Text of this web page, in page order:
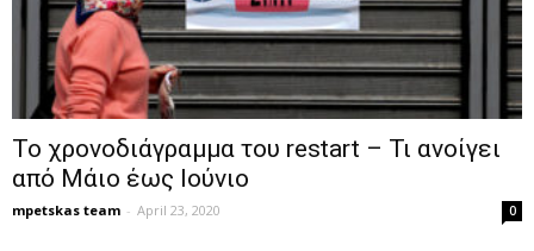
Το χρονοδιάγραμμα του restart – Τι ανοίγει
από Μάιο έως Ιούνιο
mpetskas team - April 23, 2020 0